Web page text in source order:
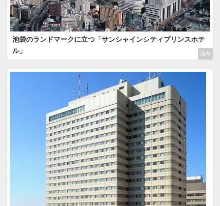
国内
池袋のランドマークに立つ「サンシャインシティプリンスホテ
ル」